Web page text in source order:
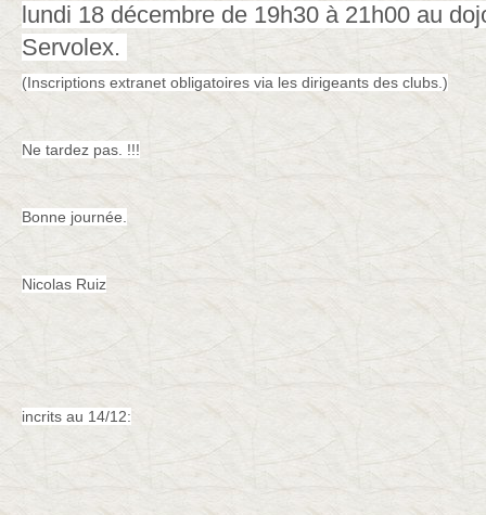
lundi 18 décembre de 19h30 à 21h00 au
Servolex.
(Inscriptions extranet obligatoires via les dirigeants des clubs.)
Ne tardez pas. !!!
Bonne journée.
Nicolas Ruiz
incrits au 14/12: